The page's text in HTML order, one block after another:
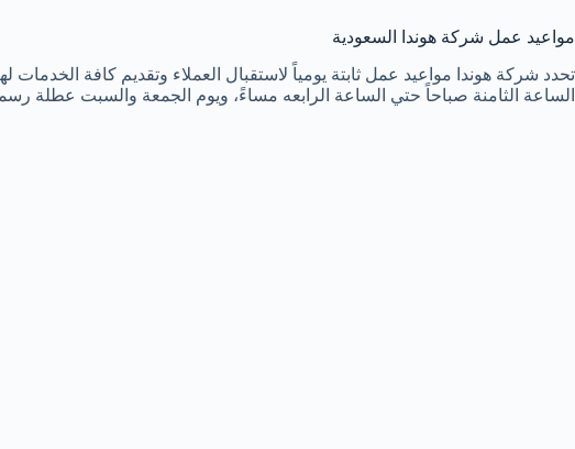
مواعيد عمل شركة هوندا السعودية
تحدد شركة هوندا مواعيد عمل ثابتة يومياً لاستقبال العملاء وتقديم كافة
الساعة الثامنة صباحاً حتي الساعة الرابعه مساءً، ويوم الجمعة والسبت عطلة